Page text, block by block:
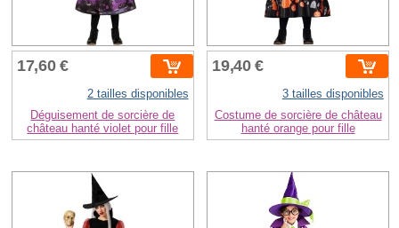
17,60 €
2 tailles disponibles
Déguisement de sorcière de
château hanté violet pour fille
19,40 €
3 tailles disponibles
Costume de sorcière de château
hanté orange pour fille